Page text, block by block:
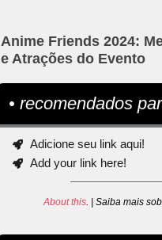
Anime Friends 2024:
e Atrações do Evento
• recomendados
Adicione seu link aqui!
Add your link here!
About this. | Saiba mais